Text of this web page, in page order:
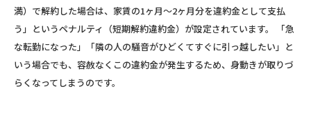
満）で解約した場合は、家賃の1ヶ月〜2ヶ月分を違約金として支払
う」 というペナルティ（短期解約違約金）が設定されています。 「急
な転勤になった」「隣の人の騒音がひどくてすぐに引っ越したい」と
いう場合でも、容赦なくこの違約金が発生するため、身動きが取りづ
らくなってしまうのです。